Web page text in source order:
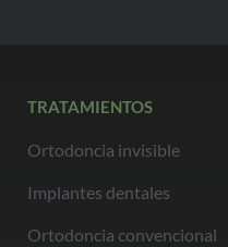
TRATAMIENTOS
Ortodoncia invisible
Implantes dentales
Ortodoncia convencional